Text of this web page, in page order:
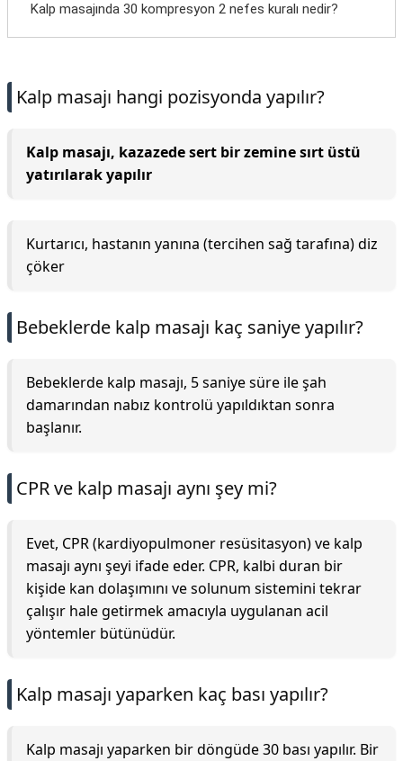
Kalp masajında 30 kompresyon 2 nefes kuralı nedir?
Kalp masajı hangi pozisyonda yapılır?
Kalp masajı, kazazede sert bir zemine sırt üstü
yatırılarak yapılır
Kurtarıcı, hastanın yanına (tercihen sağ tarafına) diz
çöker
Bebeklerde kalp masajı kaç saniye yapılır?
Bebeklerde kalp masajı, 5 saniye süre ile şah
damarından nabız kontrolü yapıldıktan sonra
başlanır.
CPR ve kalp masajı aynı şey mi?
Evet, CPR (kardiyopulmoner resüsitasyon) ve kalp
masajı aynı şeyi ifade eder. CPR, kalbi duran bir
kişide kan dolaşımını ve solunum sistemini tekrar
çalışır hale getirmek amacıyla uygulanan acil
yöntemler bütünüdür.
Kalp masajı yaparken kaç bası yapılır?
Kalp masajı yaparken bir döngüde 30 bası yapılır. Bir